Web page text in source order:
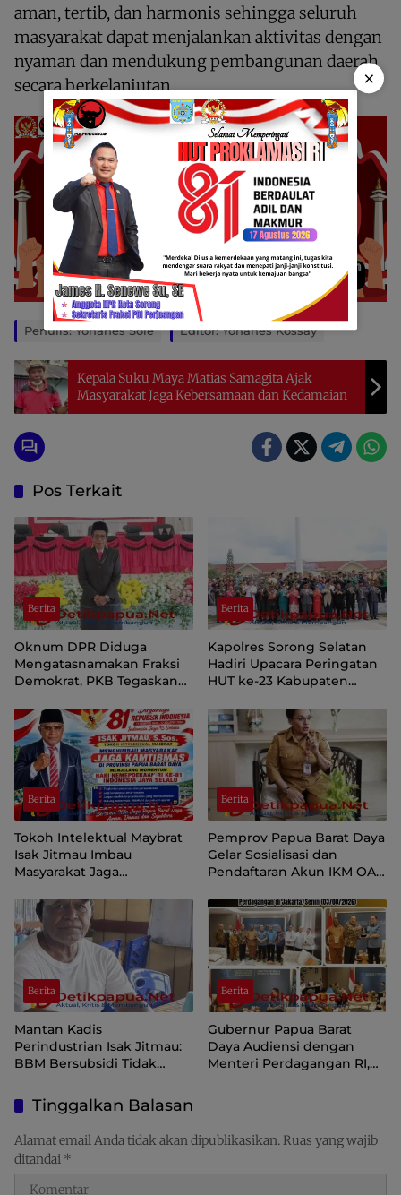
aman, tertib, dan harmonis sehingga seluruh
masyarakat dapat menjalankan aktivitas dengan
nyaman dan mendukung pembangunan daerah
secara berkelanjutan.
Penulis: Yohanes Sole Editor: Yohanes Kossay
Kepala Suku Maya Matias Samagita Ajak
Masyarakat Jaga Kebersamaan dan Kedamaian
Pos Terkait
Berita
Oknum DPR Diduga
Mengatasnamakan Fraksi
Demokrat, PKB Tegaskan
Papua Pegunungan
Berita
Kapolres Sorong Selatan
Hadiri Upacara Peringatan
HUT ke-23 Kabupaten
Berita
Tokoh Intelektual Maybrat
Isak Jitmau Imbau
Masyarakat Jaga
81 Kemerdekaan RI
Berita
Pemprov Papua Barat Daya
Gelar Sosialisasi dan
Pendaftaran Akun IKM OAP
Berita
Mantan Kadis
Perindustrian Isak Jitmau:
BBM Bersubsidi Tidak
Distribusi Perlu Diperkuat
Berita
Gubernur Papua Barat
Daya Audiensi dengan
Menteri Perdagangan RI,
Indonesia
Tinggalkan Balasan
Alamat email Anda tidak akan dipublikasikan.Ruas yang wajib
ditandai *
×